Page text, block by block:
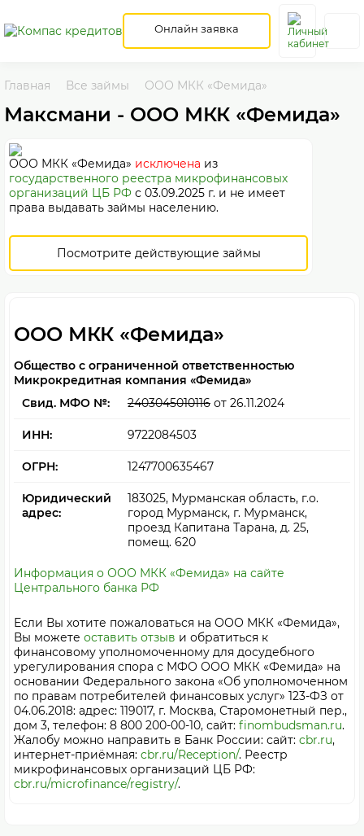
Онлайн заявка
Главная Все займы ООО МКК «Фемида»
Максмани - ООО МКК «Фемида»
ООО МКК «Фемида» исключена из
государственного реестра микрофинансовых
организаций ЦБ РФ с 03.09.2025 г. и не имеет
права выдавать займы населению.
Посмотрите действующие займы
ООО МКК «Фемида»
Общество с ограниченной ответственностью
Микрокредитная компания «Фемида»
Свид. МФО №:
2403045010116 от 26.11.2024
ИНН: 9722084503
ОГРН: 1247700635467
Юридический
адрес:
183025, Мурманская область, г.о.
город Мурманск, г. Мурманск,
проезд Капитана Тарана, д. 25,
помещ. 620
Информация о ООО МКК «Фемида» на сайте
Центрального банка РФ
Если Вы хотите пожаловаться на ООО МКК «Фемида»,
Вы можете оставить отзыв и обратиться к
финансовому уполномоченному для досудебного
урегулирования спора с МФО ООО МКК «Фемида» на
основании Федерального закона «Об уполномоченном
по правам потребителей финансовых услуг» 123-ФЗ от
04.06.2018: адрес: 119017, г. Москва, Старомонетный пер.,
дом 3, телефон: 8 800 200-00-10, сайт: finombudsman.ru.
Жалобу можно направить в Банк России: сайт: cbr.ru,
интернет-приёмная: cbr.ru/Reception/. Реестр
микрофинансовых организаций ЦБ РФ:
cbr.ru/microfinance/registry/.